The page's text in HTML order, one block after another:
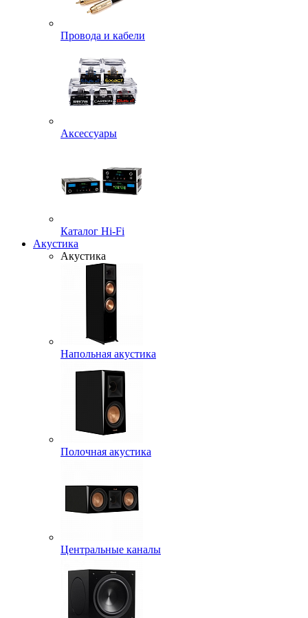
Провода и кабели
Аксессуары
Каталог Hi-Fi
Акустика
Акустика
Напольная акустика
Полочная акустика
Центральные каналы